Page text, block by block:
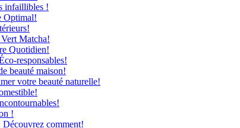
infaillibles !
Optimal!
Matcha!
Quotidien!
responsables!
beauté maison!
votre beauté naturelle!
!
comment!